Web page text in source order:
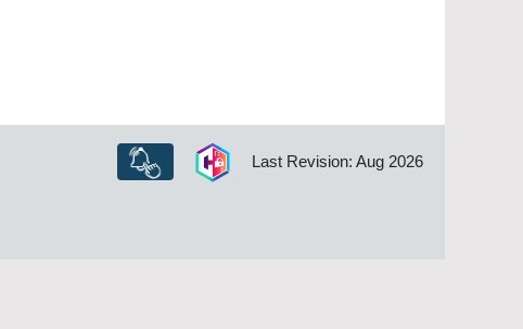
Last Revision: Aug 2026